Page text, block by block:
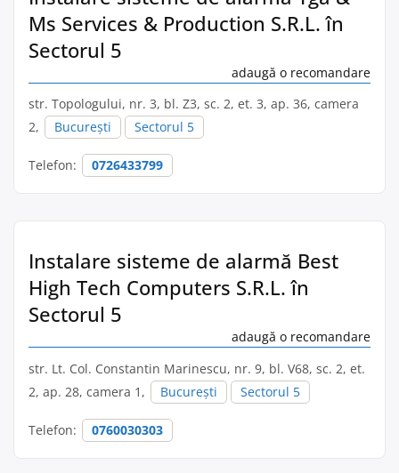
Ms Services & Production S.R.L. în
Sectorul 5
adaugă o recomandare
str. Topologului, nr. 3, bl. Z3, sc. 2, et. 3, ap. 36, camera
2,
București Sectorul 5
Telefon: 0726433799
Instalare sisteme de alarmă Best
High Tech Computers S.R.L. în
Sectorul 5
adaugă o recomandare
str. Lt. Col. Constantin Marinescu, nr. 9, bl. V68, sc. 2, et.
2, ap. 28, camera 1,
București Sectorul 5
Telefon: 0760030303